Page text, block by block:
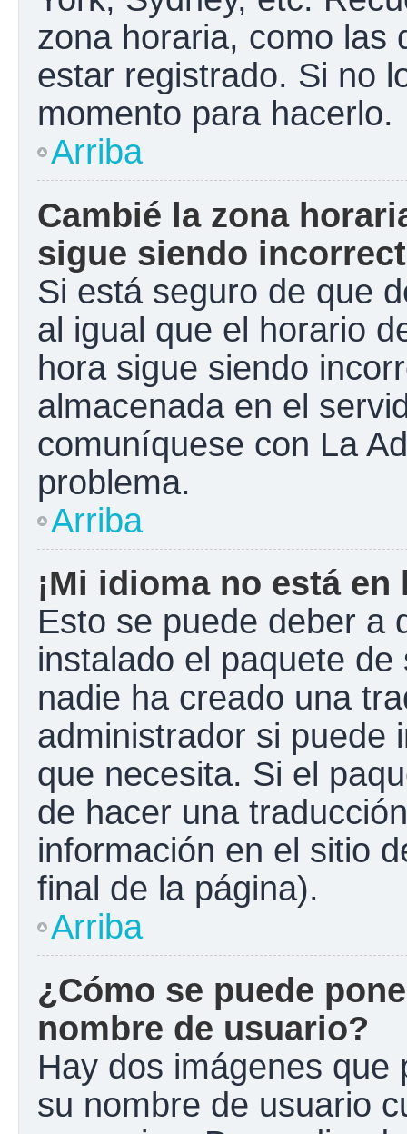
zona horaria, como las
estar registrado. Si no
momento para hacerlo.
Arriba
Cambié la zona
sigue siendo
Si está seguro de que
al igual que el horario
hora sigue siendo
almacenada en el
comuníquese con La
problema.
Arriba
¡Mi idioma no está
Esto se puede deber a
instalado el paquete
nadie ha creado una
administrador si puede
que necesita. Si el
de hacer una
información en el sitio
final de la página).
Arriba
¿Cómo se puede
nombre de usuario?
Hay dos imágenes que
su nombre de usuario